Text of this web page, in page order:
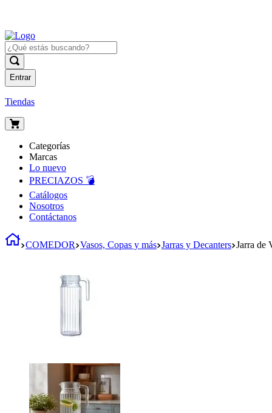
Entrar
Tiendas
Categorías
Marcas
Lo nuevo
PRECIAZOS 💣
Catálogos
Nosotros
Contáctanos
COMEDOR Vasos, Copas y más Jarras y Decanters Jarra de